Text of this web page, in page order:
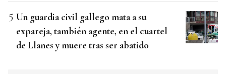
Un guardia civil gallego mata a su
expareja, también agente, en el cuartel
de Llanes y muere tras ser abatido